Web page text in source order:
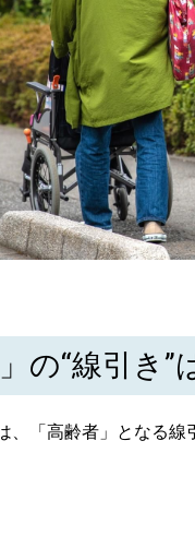
の“線引き”
、「高齢者」となる線